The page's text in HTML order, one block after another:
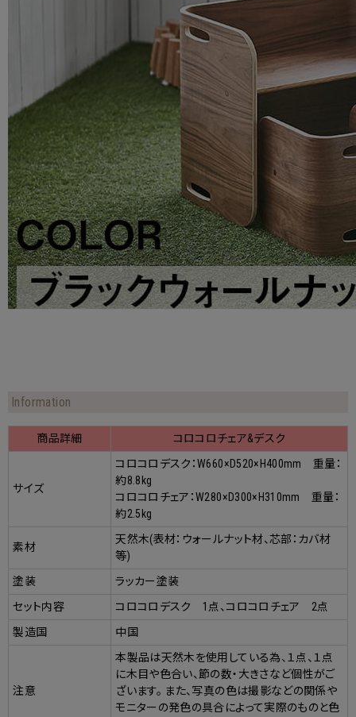
Information
商品詳細 コロコロチェア&デスク
サイズ
コロコロデスク：W660×D520×H400mm 重量：
約8.8kg
コロコロチェア：W280×D300×H310mm 重量：
約2.5kg
素材
天然木(表材：ウォールナット材、芯部：カバ材
等)
塗装
ラッカー塗装
セット内容
コロコロデスク 1点、コロコロチェア 2点
製造国
中国
注意
本製品は天然木を使用している為、１点、１点
に木目や色合い、節の数・大きさなど個性がご
ざいます。 また、写真の色は撮影などの関係や
モニターの発色の具合によって実際のものと色